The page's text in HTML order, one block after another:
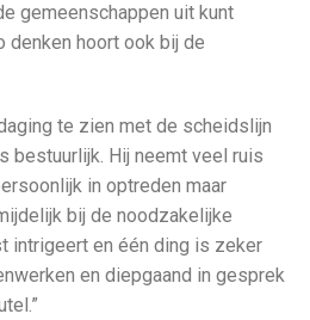
gemeenschappen uit kunt
denken hoort ook bij de
te zien met de scheidslijn
bestuurlijk. Hij neemt veel ruis
in optreden maar
bij de noodzakelijke
intrigeert en één ding is zeker
en diepgaand in gesprek